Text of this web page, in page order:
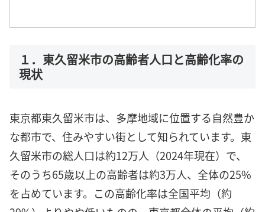
１．東久留米市の高齢者人口と高齢化率の
現状
東京都東久留米市は、多摩地域に位置する自然豊か
な都市で、住みやすい街として知られています。東
久留米市の総人口は約12万人（2024年現在）で、
そのうち65歳以上の高齢者は約3万人、全体の25%
を占めています。この高齢化率は全国平均（約